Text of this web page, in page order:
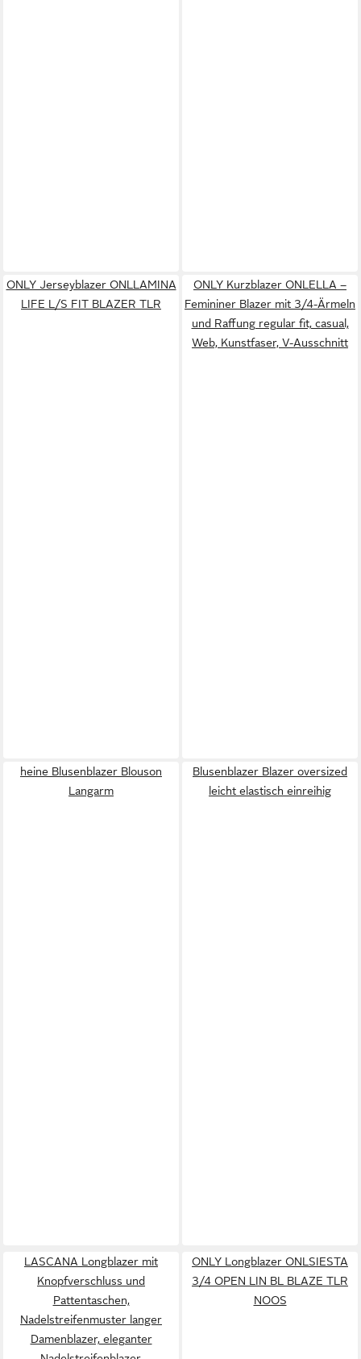
ONLY Jerseyblazer ONLLAMINA
LIFE L/S FIT BLAZER TLR
ONLY Kurzblazer ONLELLA –
Femininer Blazer mit 3/4-Ärmeln
und Raffung regular fit, casual,
Web, Kunstfaser, V-Ausschnitt
heine Blusenblazer Blouson
Langarm
Blusenblazer Blazer oversized
leicht elastisch einreihig
LASCANA Longblazer mit
Knopfverschluss und
Pattentaschen,
Nadelstreifenmuster langer
Damenblazer, eleganter
ONLY Longblazer ONLSIESTA
3/4 OPEN LIN BL BLAZE TLR
NOOS